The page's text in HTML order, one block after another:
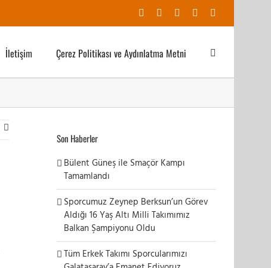
Facebook YouTubeInstagram
İletişim Çerez Politikası ve Aydınlatma Metni
Son Haberler
Bülent Güneş ile Smaçör Kampı
Tamamlandı
Sporcumuz Zeynep Berksun’un Görev
Aldığı 16 Yaş Altı Milli Takımımız
Balkan Şampiyonu Oldu
Tüm Erkek Takımı Sporcularımızı